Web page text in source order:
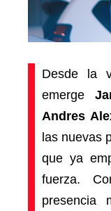
Desde la
emerge
Andres
las nuevas
que ya
fuerza.
presencia